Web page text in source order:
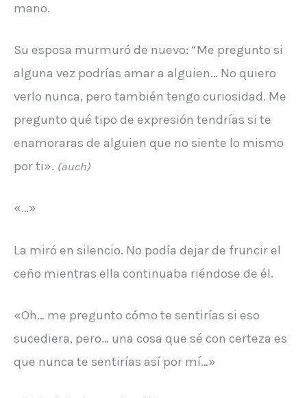
mano.
Su esposa murmuró de nuevo: “Me pregunto si
alguna vez podrías amar a alguien… No quiero
verlo nunca, pero también tengo curiosidad. Me
pregunto qué tipo de expresión tendrías si te
enamoraras de alguien que no siente lo mismo
por ti». (auch)
«…»
La miró en silencio. No podía dejar de fruncir el
ceño mientras ella continuaba riéndose de él.
«Oh… me pregunto cómo te sentirías si eso
sucediera, pero… una cosa que sé con certeza es
que nunca te sentirías así por mí…»